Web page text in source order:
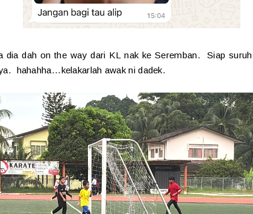
dia dah on the way dari KL nak ke Seremban. Siap
hahahha...kelakarlah awak ni dadek.